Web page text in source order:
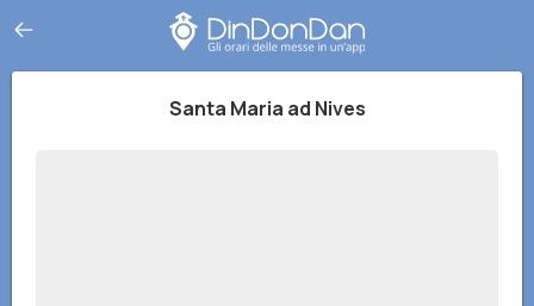
Santa Maria ad Nives